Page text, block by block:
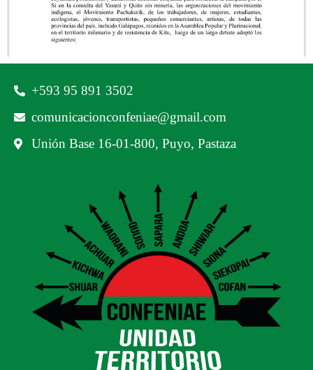
‪+593 95 891 3502‬
comunicacionconfeniae@gmail.com
Unión Base 16-01-800, Puyo, Pastaza